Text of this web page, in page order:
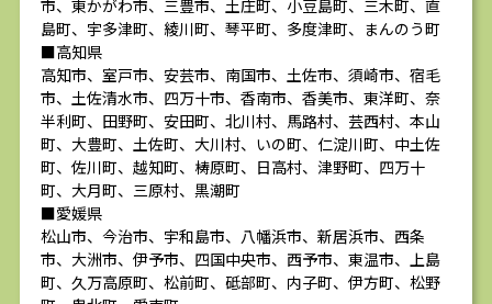
市、東かがわ市、三豊市、土庄町、小豆島町、三木町、直
島町、宇多津町、綾川町、琴平町、多度津町、まんのう町
■高知県
高知市、室戸市、安芸市、南国市、土佐市、須崎市、宿毛
市、土佐清水市、四万十市、香南市、香美市、東洋町、奈
半利町、田野町、安田町、北川村、馬路村、芸西村、本山
町、大豊町、土佐町、大川村、いの町、仁淀川町、中土佐
町、佐川町、越知町、梼原町、日高村、津野町、四万十
町、大月町、三原村、黒潮町
■愛媛県
松山市、今治市、宇和島市、八幡浜市、新居浜市、西条
市、大洲市、伊予市、四国中央市、西予市、東温市、上島
町、久万高原町、松前町、砥部町、内子町、伊方町、松野